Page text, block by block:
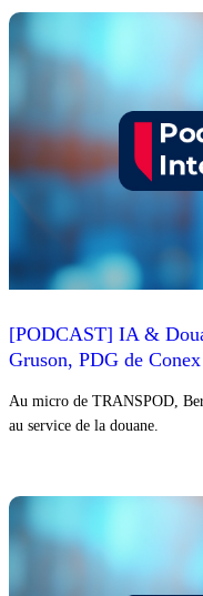
[PODCAST] IA &
Gruson, PDG de Conex
Au micro de TRANSPOD,
au service de la douane.